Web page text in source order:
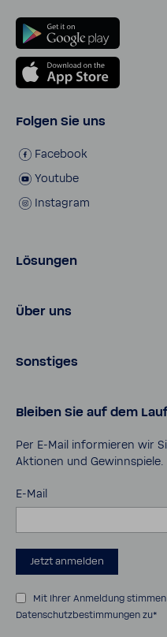
Folgen Sie uns
Face­book
Youtube
Insta­gram
Lösungen
Produkte für Zuhause
Lösungen für
Über uns
Über BWT
Pro Portal
Kontakt
Sonstiges
AGB
Impressum
Cookies
Sicher­heits­da­ten­blätter
Bleiben Sie auf dem
Per E-​Mail infor­mieren wir
Aktionen und Gewinn­spiele.
E-Mail
Jetzt anmelden
Mit Ihrer Anmeldung
Datenschutzbestimmungen zu*